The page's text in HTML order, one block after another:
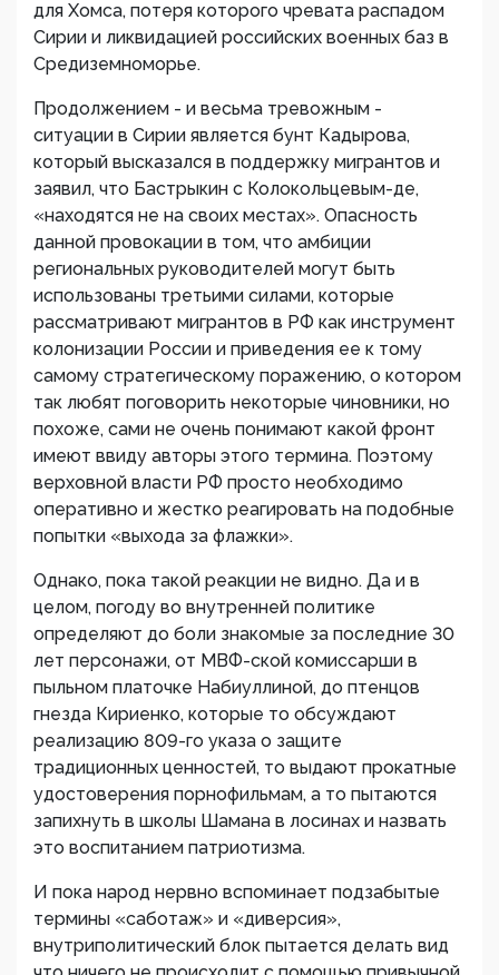
для Хомса, потеря которого чревата распадом
Сирии и ликвидацией российских военных баз в
Средиземноморье.
Продолжением - и весьма тревожным -
ситуации в Сирии является бунт Кадырова,
который высказался в поддержку мигрантов и
заявил, что Бастрыкин с Колокольцевым-де,
«находятся не на своих местах». Опасность
данной провокации в том, что амбиции
региональных руководителей могут быть
использованы третьими силами, которые
рассматривают мигрантов в РФ как инструмент
колонизации России и приведения ее к тому
самому стратегическому поражению, о котором
так любят поговорить некоторые чиновники, но
похоже, сами не очень понимают какой фронт
имеют ввиду авторы этого термина. Поэтому
верховной власти РФ просто необходимо
оперативно и жестко реагировать на подобные
попытки «выхода за флажки».
Однако, пока такой реакции не видно. Да и в
целом, погоду во внутренней политике
определяют до боли знакомые за последние 30
лет персонажи, от МВФ-ской комиссарши в
пыльном платочке Набиуллиной, до птенцов
гнезда Кириенко, которые то обсуждают
реализацию 809-го указа о защите
традиционных ценностей, то выдают прокатные
удостоверения порнофильмам, а то пытаются
запихнуть в школы Шамана в лосинах и назвать
это воспитанием патриотизма.
И пока народ нервно вспоминает подзабытые
термины «саботаж» и «диверсия»,
внутриполитический блок пытается делать вид